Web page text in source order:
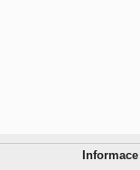
Informace